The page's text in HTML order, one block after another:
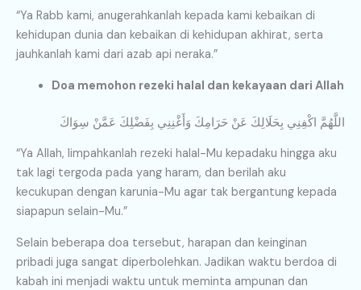
“Ya Rabb kami, anugerahkanlah kepada kami kebaikan di
kehidupan dunia dan kebaikan di kehidupan akhirat, serta
jauhkanlah kami dari azab api neraka.”
Doa memohon rezeki halal dan kekayaan dari Allah
اللَّهُمَّ اكْفِنِي بِحَلَالِكَ عَنْ حَرَامِكَ وَأَغْنِنِي بِفَضْلِكَ عَمَّنْ سِوَاكَ
“Ya Allah, limpahkanlah rezeki halal-Mu kepadaku hingga aku
tak lagi tergoda pada yang haram, dan berilah aku
kecukupan dengan karunia-Mu agar tak bergantung kepada
siapapun selain-Mu.”
Selain beberapa doa tersebut, harapan dan keinginan
pribadi juga sangat diperbolehkan. Jadikan waktu berdoa di
kabah ini menjadi waktu untuk meminta ampunan dan